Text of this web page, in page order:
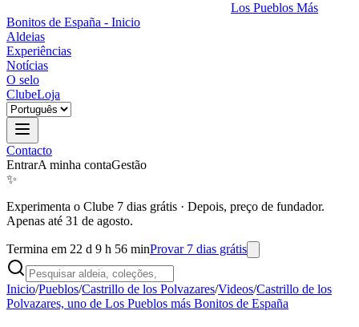
Los Pueblos Más
Bonitos de España - Inicio
Aldeias
Experiências
Notícias
O selo
ClubeLoja
Contacto
EntrarA minha contaGestão
✨
Experimenta o Clube 7 dias grátis · Depois, preço de fundador.
Apenas até 31 de agosto.
Termina em 22 d 9 h 56 minProvar 7 dias grátis
Inicio/Pueblos/Castrillo de los Polvazares/Videos/Castrillo de los
Polvazares, uno de Los Pueblos más Bonitos de España